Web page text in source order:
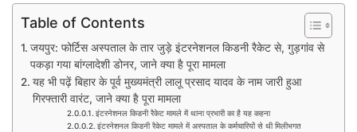
Table of Contents
जयपुर: फोर्टिस अस्पताल के तार जुड़े इंटरनेशनल किडनी रैकेट से, गुड़गांव से
पकड़ा गया बांग्लादेशी डोनर, जाने क्या है पूरा मामला
यह भी पढ़ें बिहार के पूर्व मुख्यमंत्री लालू प्रसाद यादव के नाम जारी हुआ
गिरफ्तारी वारंट, जाने क्या है पूरा मामला
इंटरनेशनल किडनी रैकेट मामले में थाना प्रभारी का है यह कहना
इंटरनेशनल किडनी रैकेट मामले में अस्पताल के कर्मचारियों से थी मिलीभगत